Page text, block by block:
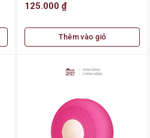
125.000 ₫
Thêm vào giỏ